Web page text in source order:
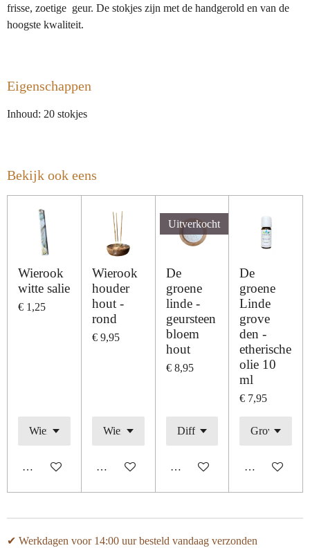
frisse, zoetige geur. De stokjes zijn met de handgerold en van de
hoogste kwaliteit.
Eigenschappen
Inhoud: 20 stokjes
Bekijk ook eens
Wierook
witte salie
€ 1,25
In winkelwagen
Wierook
houder
hout -
rond
€ 9,95
In winkelwagen
Uitverkocht
De
groene
linde -
geursteen
bloem
hout
€ 8,95
Houd mij op de hoogte
De
groene
Linde
grove
den -
etherische
olie 10
ml
€ 7,95
In
✔ Werkdagen voor 14:00 uur besteld vandaag verzonden